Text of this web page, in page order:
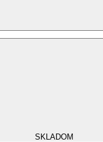
SKLADOM